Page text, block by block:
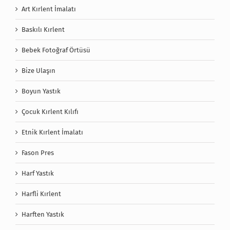
Art Kırlent İmalatı
Baskılı Kırlent
Bebek Fotoğraf Örtüsü
Bize Ulaşın
Boyun Yastık
Çocuk Kırlent Kılıfı
Etnik Kırlent İmalatı
Fason Pres
Harf Yastık
Harfli Kırlent
Harften Yastık